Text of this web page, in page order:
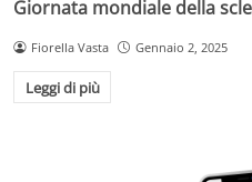
Giornata mondiale della
Fiorella Vasta Gennaio 2, 2025
Leggi di più